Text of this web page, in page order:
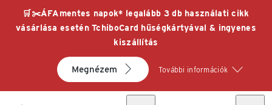
🛒✂️ÁFAmentes napok* legalább 3 db használati cikk
vásárlása esetén TchiboCard hűségkártyával & ingyenes
kiszállítás
Megnézem További információk